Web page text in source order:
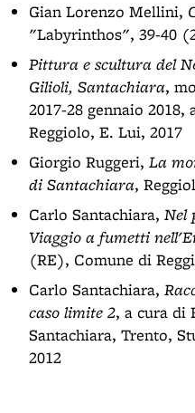
Gian Lorenzo Mellini,
"Labyrinthos", 39-40
Pittura e scultura del
Gilioli, Santachiara,
2017-28 gennaio 2018,
Reggiolo, E. Lui, 2017
Giorgio Ruggeri, La
di Santachiara,
Carlo Santachiara, Nel
Viaggio a fumetti
(RE), Comune di
Carlo Santachiara,
caso limite 2, a cura di
Santachiara, Trento,
2012